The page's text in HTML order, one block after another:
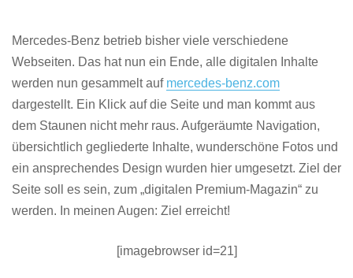
Mercedes-Benz betrieb bisher viele verschiedene
Webseiten. Das hat nun ein Ende, alle digitalen Inhalte
werden nun gesammelt auf mercedes-benz.com
dargestellt. Ein Klick auf die Seite und man kommt aus
dem Staunen nicht mehr raus. Aufgeräumte Navigation,
übersichtlich gegliederte Inhalte, wunderschöne Fotos und
ein ansprechendes Design wurden hier umgesetzt. Ziel der
Seite soll es sein, zum „digitalen Premium-Magazin“ zu
werden. In meinen Augen: Ziel erreicht!
[imagebrowser id=21]